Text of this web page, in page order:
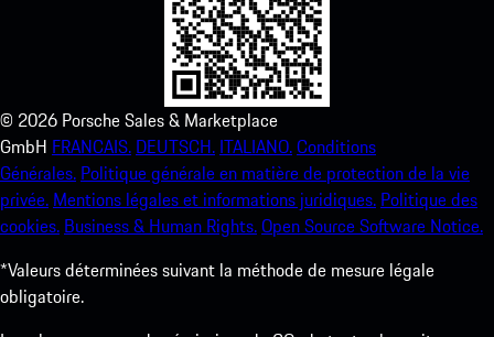
© 2026 Porsche Sales & Marketplace
GmbH FRANCAIS. DEUTSCH. ITALIANO.Conditions
Générales. Politique générale en matière de protection de la vie
privée. Mentions légales et informations juridiques. Politique des
cookies. Business & Human Rights.Open Source Software Notice.
*Valeurs déterminées suivant la méthode de mesure légale
obligatoire.